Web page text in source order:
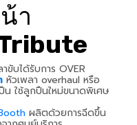
า
ขับได้รับการ OVER
หัวเพลา overhaul หรือ
ใช้ลูกปืนใหม่ขนาดพิเศษ
ผลิตด้วยการฉีดขึ้น